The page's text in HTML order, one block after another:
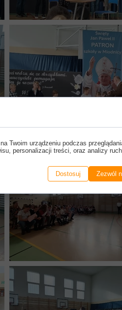
Twoim urządzeniu podczas
personalizacji treści, oraz analizy
Dostosuj Zezwól